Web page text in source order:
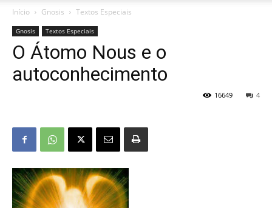
Início Gnosis Textos Especiais
Gnosis Textos Especiais
O Átomo Nous e o
autoconhecimento
4
16649